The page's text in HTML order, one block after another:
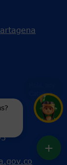
+
Catalina...